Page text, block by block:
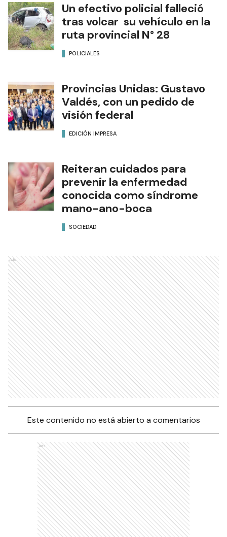
Un efectivo policial falleció
tras volcar su vehículo en la
ruta provincial N° 28
POLICIALES
Provincias Unidas: Gustavo
Valdés, con un pedido de
visión federal
EDICIÓN IMPRESA
Reiteran cuidados para
prevenir la enfermedad
conocida como síndrome
mano-ano-boca
SOCIEDAD
Ads
Este contenido no está abierto a comentarios
Ads